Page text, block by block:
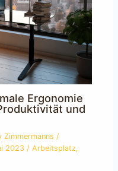
Ergonomie
und
Zimmermanns /
2023 /Arbeitsplatz,